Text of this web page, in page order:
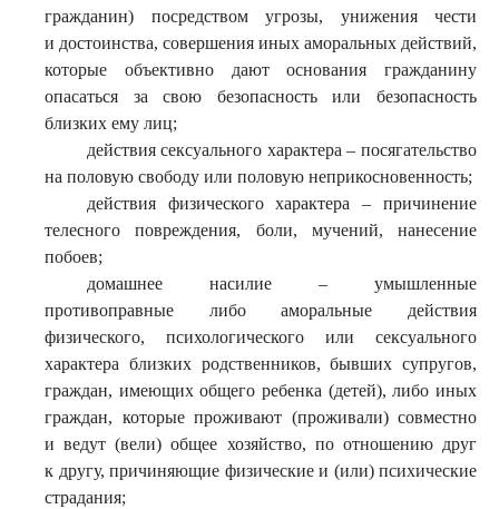
гражданин) посредством угрозы, унижения чести
и достоинства, совершения иных аморальных действий,
которые объективно дают основания гражданину
опасаться за свою безопасность или безопасность
близких ему лиц;
действия сексуального характера – посягательство
на половую свободу или половую неприкосновенность;
действия физического характера – причинение
телесного повреждения, боли, мучений, нанесение
побоев;
домашнее насилие – умышленные
противоправные либо аморальные действия
физического, психологического или сексуального
характера близких родственников, бывших супругов,
граждан, имеющих общего ребенка (детей), либо иных
граждан, которые проживают (проживали) совместно
и ведут (вели) общее хозяйство, по отношению друг
к другу, причиняющие физические и (или) психические
страдания;